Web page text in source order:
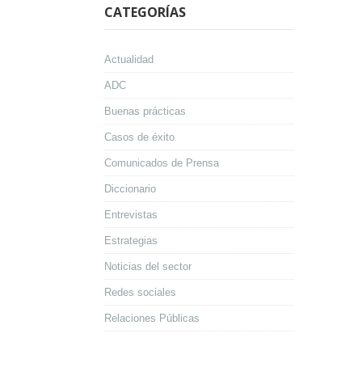
CATEGORÍAS
Actualidad
ADC
Buenas prácticas
Casos de éxito
Comunicados de Prensa
Diccionario
Entrevistas
Estrategias
Noticias del sector
Redes sociales
Relaciones Públicas